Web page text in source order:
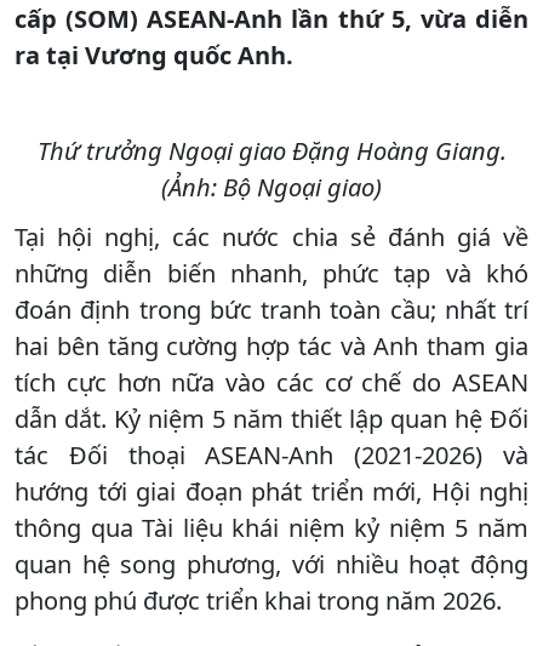
cấp (SOM) ASEAN-Anh lần thứ 5, vừa diễn
ra tại Vương quốc Anh.
Thứ trưởng Ngoại giao Đặng Hoàng Giang.
(Ảnh: Bộ Ngoại giao)
Tại hội nghị, các nước chia sẻ đánh giá về
những diễn biến nhanh, phức tạp và khó
đoán định trong bức tranh toàn cầu; nhất trí
hai bên tăng cường hợp tác và Anh tham gia
tích cực hơn nữa vào các cơ chế do ASEAN
dẫn dắt. Kỷ niệm 5 năm thiết lập quan hệ Đối
tác Đối thoại ASEAN-Anh (2021-2026) và
hướng tới giai đoạn phát triển mới, Hội nghị
thông qua Tài liệu khái niệm kỷ niệm 5 năm
quan hệ song phương, với nhiều hoạt động
phong phú được triển khai trong năm 2026.